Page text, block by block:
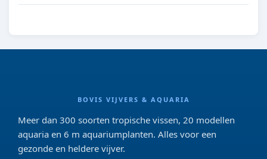
BOVIS VIJVERS & AQUARIA
Meer dan 300 soorten tropische vissen, 20 modellen
aquaria en 6 m aquariumplanten. Alles voor een
gezonde en heldere vijver.